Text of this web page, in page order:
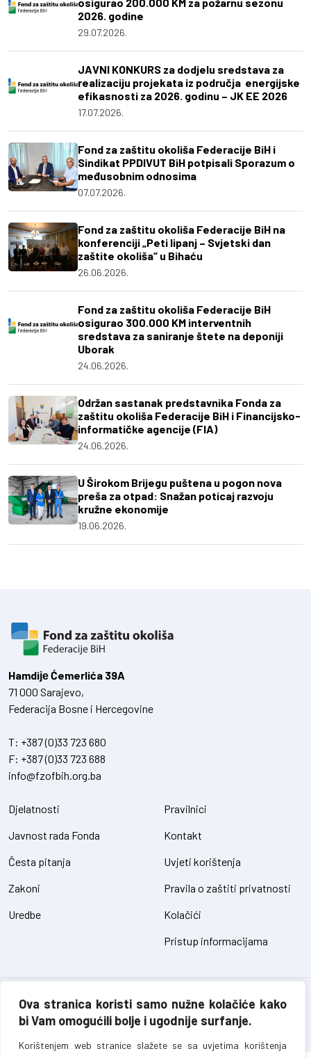
Ova stranica koristi samo nužne kolačiće kako
bi Vam omogućili bolje i ugodnije surfanje.
Korištenjem web stranice slažete se sa uvjetima korištenja
osigurao 200.000 KM za požarnu sezonu
2026. godine
29.07.2026.
JAVNI KONKURS za dodjelu sredstava za
realizaciju projekata iz područja energijske
efikasnosti za 2026. godinu – JK EE 2026
17.07.2026.
Fond za zaštitu okoliša Federacije BiH i
Sindikat PPDIVUT BiH potpisali Sporazum o
međusobnim odnosima
07.07.2026.
Fond za zaštitu okoliša Federacije BiH na
konferenciji „Peti lipanj – Svjetski dan
zaštite okoliša“ u Bihaću
26.06.2026.
Fond za zaštitu okoliša Federacije BiH
osigurao 300.000 KM interventnih
sredstava za saniranje štete na deponiji
Uborak
24.06.2026.
Održan sastanak predstavnika Fonda za
zaštitu okoliša Federacije BiH i Financijsko-
informatičke agencije (FIA)
24.06.2026.
U Širokom Brijegu puštena u pogon nova
preša za otpad: Snažan poticaj razvoju
kružne ekonomije
19.06.2026.
Hamdiје Ćemerlića 39A
71 000 Sarajevo,
Federacija Bosne i Hercegovine
T: +387 (0)33 723 680
F: +387 (0)33 723 688
info@fzofbih.org.ba
Djelatnosti
Javnost rada Fonda
Česta pitanja
Zakoni
Uredbe
Pravilnici
Kontakt
Uvjeti korištenja
Pravila o zaštiti privatnosti
Kolačići
Pristup informacijama
Fond za zaštitu okoliša FBiH – sva prava pridržana // design and
developmentSIK